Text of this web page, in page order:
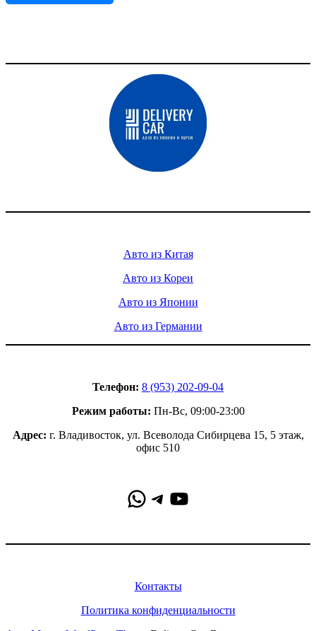
Авто из Китая
Авто из Кореи
Авто из Японии
Авто из Германии
Телефон: 8 (953) 202-09-04
Режим работы: Пн-Вс, 09:00-23:00
Адрес: г. Владивосток, ул. Всеволода Сибирцева 15, 5 этаж,
офис 510
WhatsApp
Telegram
YouTube
Контакты
Политика конфиденциальности